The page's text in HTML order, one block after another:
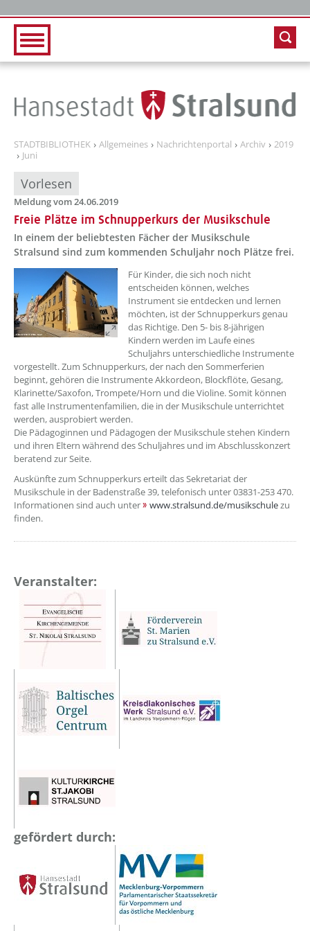
STADTBIBLIOTHEK Allgemeines Nachrichtenportal Archiv
2019
Juni
Vorlesen
Meldung vom 24.06.2019
Freie Plätze im Schnupperkurs der Musikschule
In einem der beliebtesten Fächer der Musikschule
Stralsund sind zum kommenden Schuljahr noch Plätze frei.
Für Kinder, die sich noch nicht
entscheiden können, welches
Instrument sie entdecken und lernen
möchten, ist der Schnupperkurs genau
das Richtige. Den 5- bis 8-jährigen
Kindern werden im Laufe eines
Schuljahrs unterschiedliche Instrumente
vorgestellt. Zum Schnupperkurs, der nach den Sommerferien
beginnt, gehören die Instrumente Akkordeon, Blockflöte, Gesang,
Klarinette/Saxofon, Trompete/Horn und die Violine. Somit können
fast alle Instrumentenfamilien, die in der Musikschule unterrichtet
werden, ausprobiert werden.
Die Pädagoginnen und Pädagogen der Musikschule stehen Kindern
und ihren Eltern während des Schuljahres und im Abschlusskonzert
beratend zur Seite.
Auskünfte zum Schnupperkurs erteilt das Sekretariat der
Musikschule in der Badenstraße 39, telefonisch unter 03831-253 470.
Informationen sind auch unter
www.stralsund.de/musikschulezu
finden.
Veranstalter:
gefördert durch: